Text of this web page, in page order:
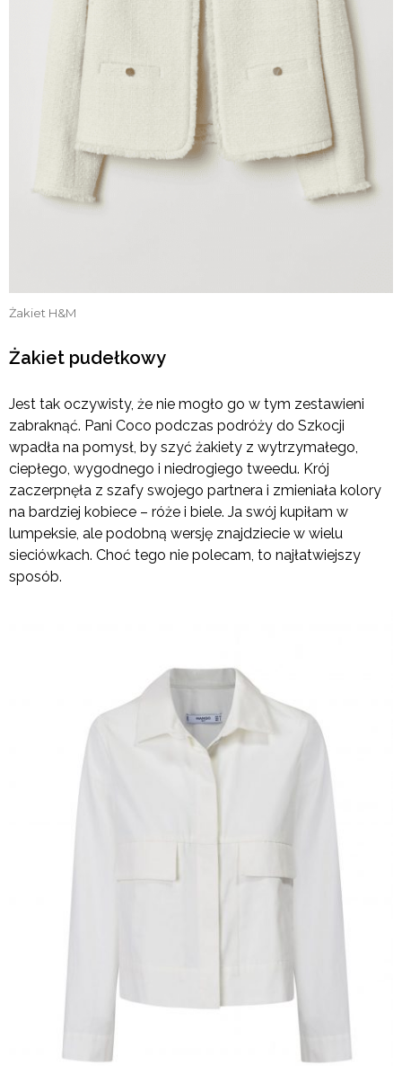
Żakiet H&M
Żakiet pudełkowy
Jest tak oczywisty, że nie mogło go w tym zestawieni
zabraknąć. Pani Coco podczas podróży do Szkocji
wpadła na pomysł, by szyć żakiety z wytrzymałego,
ciepłego, wygodnego i niedrogiego tweedu. Krój
zaczerpnęła z szafy swojego partnera i zmieniała kolory
na bardziej kobiece – róże i biele. Ja swój kupiłam w
lumpeksie, ale podobną wersję znajdziecie w wielu
sieciówkach. Choć tego nie polecam, to najłatwiejszy
sposób.